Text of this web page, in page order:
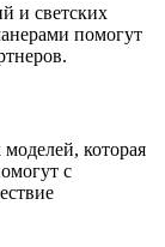
и светских
помогут
которая
с